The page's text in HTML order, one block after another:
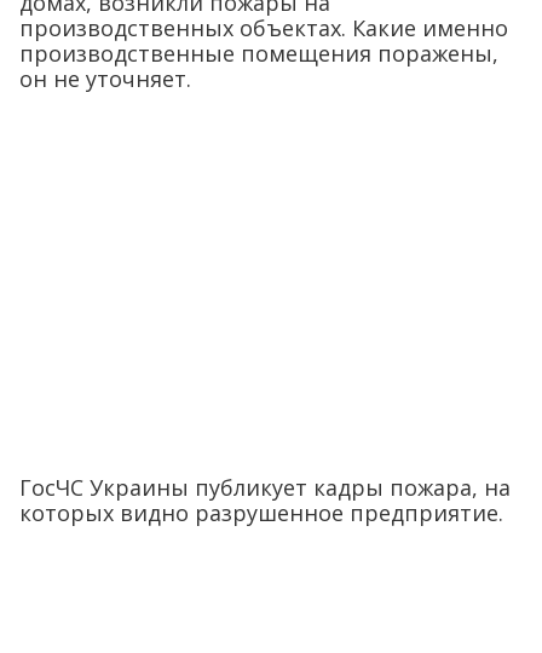
производственных объектах. Какие именно
производственные помещения поражены,
он не уточняет.
ГосЧС Украины публикует кадры пожара, на
которых видно разрушенное предприятие.